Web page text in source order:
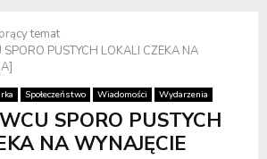
temat
PUSTYCH LOKALI CZEKA NA
Społeczeństwo Wiadomości Wydarzenia
SPORO PUSTYCH
NA WYNAJĘCIE